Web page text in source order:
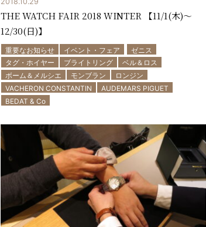
THE WATCH FAIR 2018 WINTER 【11/1(木)～
12/30(日)】
重要なお知らせ イベント・フェア
ゼニス
タグ・ホイヤー
ブライトリング
ベル＆ロス
ボーム＆メルシエ
モンブラン
ロンジン
VACHERON CONSTANTIN
AUDEMARS PIGUET
BEDAT & Co